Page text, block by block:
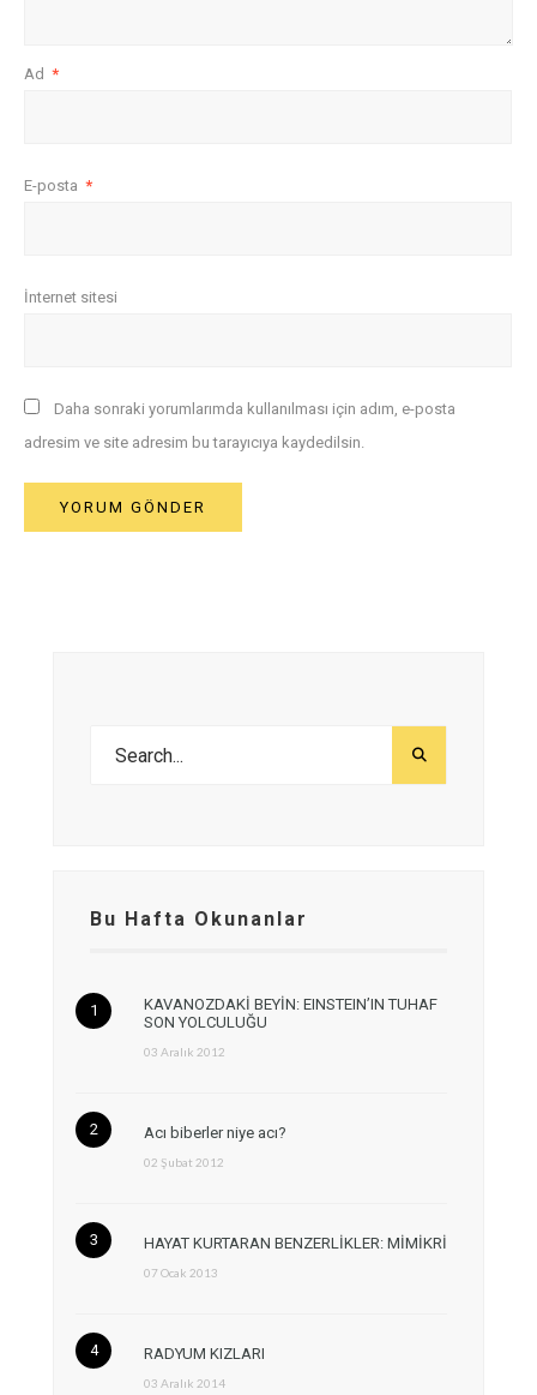
Ad *
E-posta *
İnternet sitesi
Daha sonraki yorumlarımda kullanılması için adım, e-posta
adresim ve site adresim bu tarayıcıya kaydedilsin.
Bu Hafta Okunanlar
KAVANOZDAKİ BEYİN: EINSTEIN’IN TUHAF
SON YOLCULUĞU
03 Aralık 2012
Acı biberler niye acı?
02 Şubat 2012
HAYAT KURTARAN BENZERLİKLER: MİMİKRİ
07 Ocak 2013
RADYUM KIZLARI
03 Aralık 2014